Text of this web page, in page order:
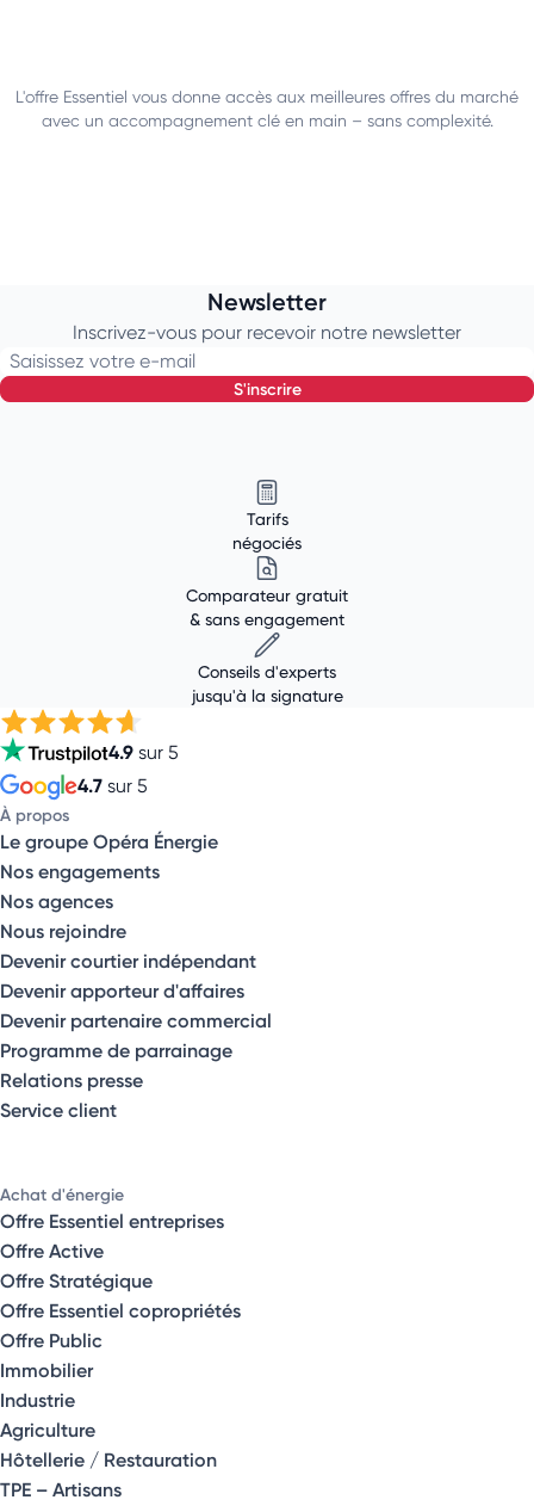
L'offre Essentiel vous donne accès aux meilleures offres du marché
avec un accompagnement clé en main – sans complexité.
Newsletter
Inscrivez-vous pour recevoir notre newsletter
Saisissez votre e-mail
s'inscrire
Tarifs
négociés
Comparateur gratuit
& sans engagement
Conseils d'experts
jusqu'à la signature
4.9 sur 5
4.7 sur 5
À propos
Le groupe Opéra Énergie
Nos engagements
Nos agences
Nous rejoindre
Devenir courtier indépendant
Devenir apporteur d'affaires
Devenir partenaire commercial
Programme de parrainage
Relations presse
Service client
Achat d'énergie
Offre Essentiel entreprises
Offre Active
Offre Stratégique
Offre Essentiel copropriétés
Offre Public
Immobilier
Industrie
Agriculture
Hôtellerie / Restauration
TPE – Artisans